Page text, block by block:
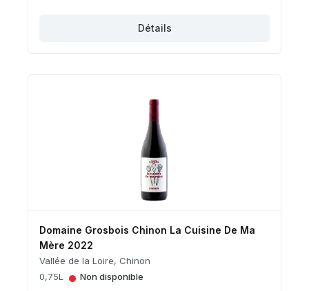
Détails
Domaine Grosbois Chinon La Cuisine De Ma
Mère 2022
Vallée de la Loire, Chinon
0,75L
• Non disponible